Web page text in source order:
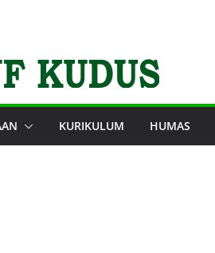
KURIKULUM HUMAS